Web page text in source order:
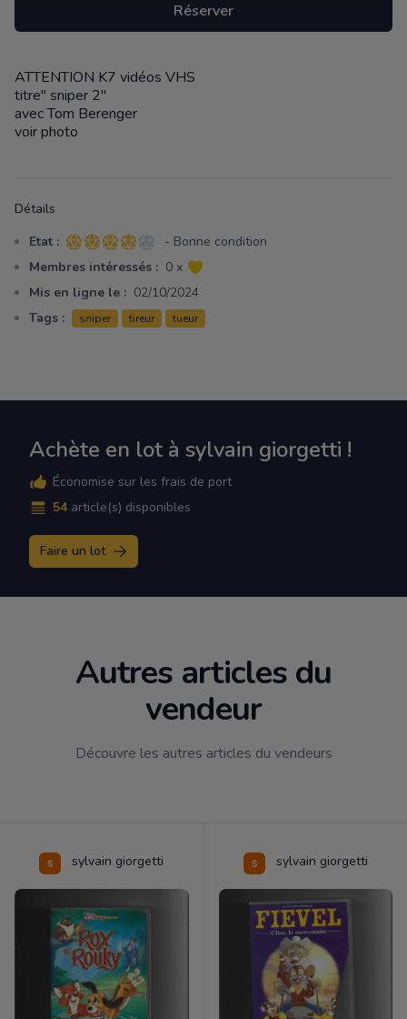
Réserver
Description
ATTENTION K7 vidéos VHS
titre" sniper 2"
avec Tom Berenger
voir photo
Détails
Etat : 4 sur 5 étoiles
- Bonne condition
Membres intéressés : 0 x
Mis en ligne le : 02/10/2024
Tags :
sniper tireur tueur
Achète en lot à sylvain giorgetti !
Économise sur les frais de port
54 article(s) disponibles
Faire un lot
Autres articles du
vendeur
Découvre les autres articles du vendeurs
sylvain giorgetti sylvain giorgetti